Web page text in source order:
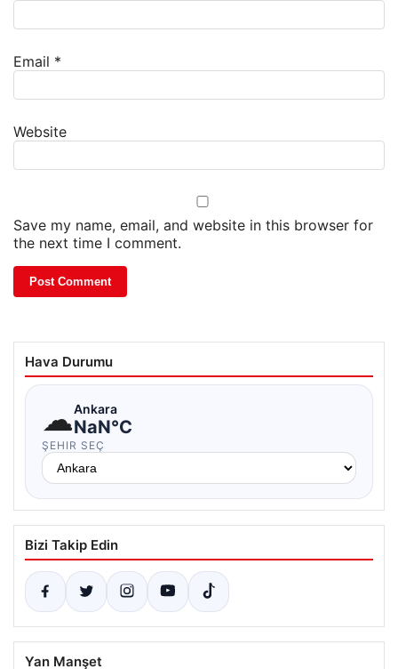
Email *
Website
Save my name, email, and website in this browser for
the next time I comment.
Hava Durumu
☁Ankara
NaN°C
ŞEHIR SEÇ
Bizi Takip Edin
Yan Manşet